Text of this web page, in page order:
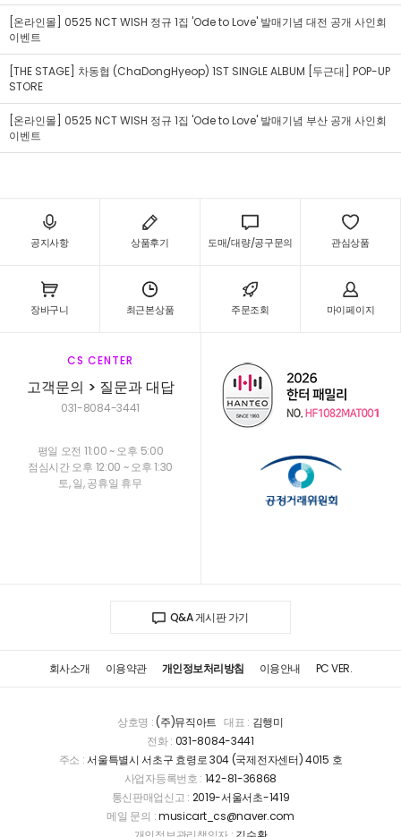
[온라인몰] 0525 NCT WISH 정규 1집 'Ode to Love' 발매기념 대전 공개 사인회
이벤트
[THE STAGE] 차동협 (ChaDongHyeop) 1ST SINGLE ALBUM [두근대] POP-UP
STORE
[온라인몰] 0525 NCT WISH 정규 1집 'Ode to Love' 발매기념 부산 공개 사인회
이벤트
공지사항 상품후기 도매/대량/공구문의 관심상품
장바구니 최근본상품 주문조회 마이페이지
CS CENTER
고객문의 > 질문과 대답
031-8084-3441
평일 오전 11:00 ~ 오후 5:00
점심시간 오후 12:00 ~ 오후 1:30
토, 일, 공휴일 휴무
Q&A 게시판 가기
회사소개 이용약관 개인정보처리방침 이용안내 PC VER.
상호명 :(주)뮤직아트 대표 : 김행미
전화 : 031-8084-3441
주소 :서울특별시 서초구 효령로 304 (국제전자센터) 4015 호
사업자등록번호 : 142-81-36868
통신판매업신고 : 2019-서울서초-1419
메일 문의 :musicart_cs@naver.com